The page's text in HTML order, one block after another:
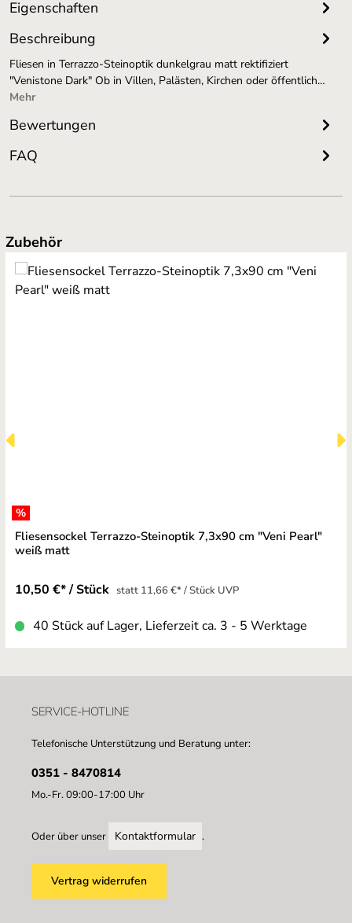
Eigenschaften
Beschreibung
Fliesen in Terrazzo-Steinoptik dunkelgrau matt rektifiziert
"Venistone Dark" Ob in Villen, Palästen, Kirchen oder öffentlich…
Mehr
Bewertungen
FAQ
Produktgalerie überspringen
Zubehör
%
Fliesensockel Terrazzo-Steinoptik 7,3x90 cm "Veni Pearl"
weiß matt
10,50 €* / Stück statt 11,66 €* / Stück UVP
40 Stück auf Lager, Lieferzeit ca. 3 - 5 Werktage
SERVICE-HOTLINE
Telefonische Unterstützung und Beratung unter:
0351 - 8470814
Mo.-Fr. 09:00-17:00 Uhr
Oder über unser Kontaktformular .
Vertrag widerrufen